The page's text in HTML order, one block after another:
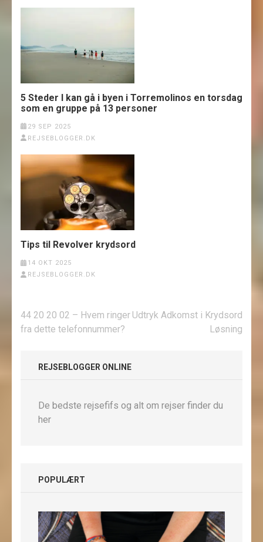
5 Steder I kan gå i byen i Torremolinos en torsdag
som en gruppe på 13 personer
29 SEP 2025
REJSEBLOGGER.DK
Tips til Revolver krydsord
14 OKT 2025
REJSEBLOGGER.DK
Indlægsnavigation
44 20 20 02 – Hvem ringer
fra dette telefonnummer?
Udtryk Adkomst i Krydsord
Løsning
REJSEBLOGGER ONLINE
De bedste rejsefifs og alt om rejser finder du
her
POPULÆRT